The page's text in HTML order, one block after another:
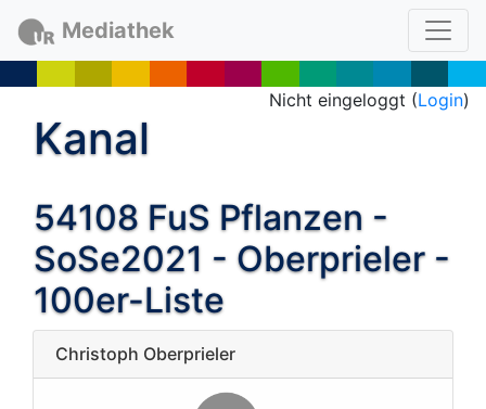
Mediathek
Nicht eingeloggt (Login)
Kanal
54108 FuS Pflanzen -
SoSe2021 - Oberprieler -
100er-Liste
Christoph Oberprieler